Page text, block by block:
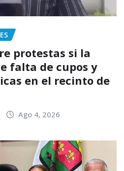
protestas si la
falta de cupos y
en el recinto de
Ago 4, 2026